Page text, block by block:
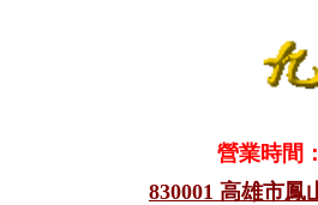
營業時間
830001 高雄市鳳